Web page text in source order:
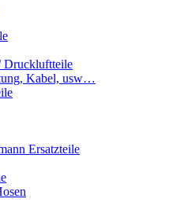
Druckluftteile
Kabel, usw…
Ersatzteile